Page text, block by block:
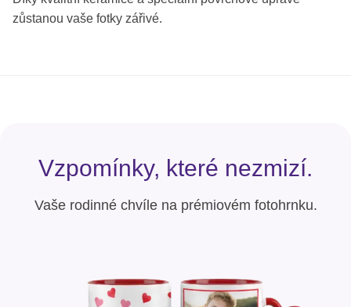
zůstanou vaše fotky zářivé.
Vzpomínky, které nezmizí.
Vaše rodinné chvíle na prémiovém fotohrnku.